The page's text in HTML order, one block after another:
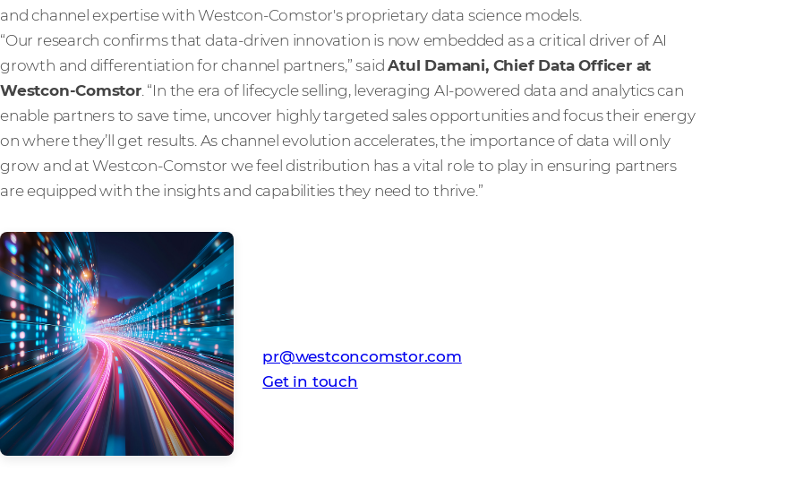
and channel expertise with Westcon-Comstor's proprietary data science models.
“Our research confirms that data-driven innovation is now embedded as a critical driver of AI
growth and differentiation for channel partners,” saidAtul Damani, Chief Data Officer at
Westcon-Comstor. “In the era of lifecycle selling, leveraging AI-powered data and analytics can
enable partners to save time, uncover highly targeted sales opportunities and focus their energy
on where they’ll get results. As channel evolution accelerates, the importance of data will only
grow and at Westcon-Comstor we feel distribution has a vital role to play in ensuring partners
are equipped with the insights and capabilities they need to thrive.”
pr@westconcomstor.com
Get in touch